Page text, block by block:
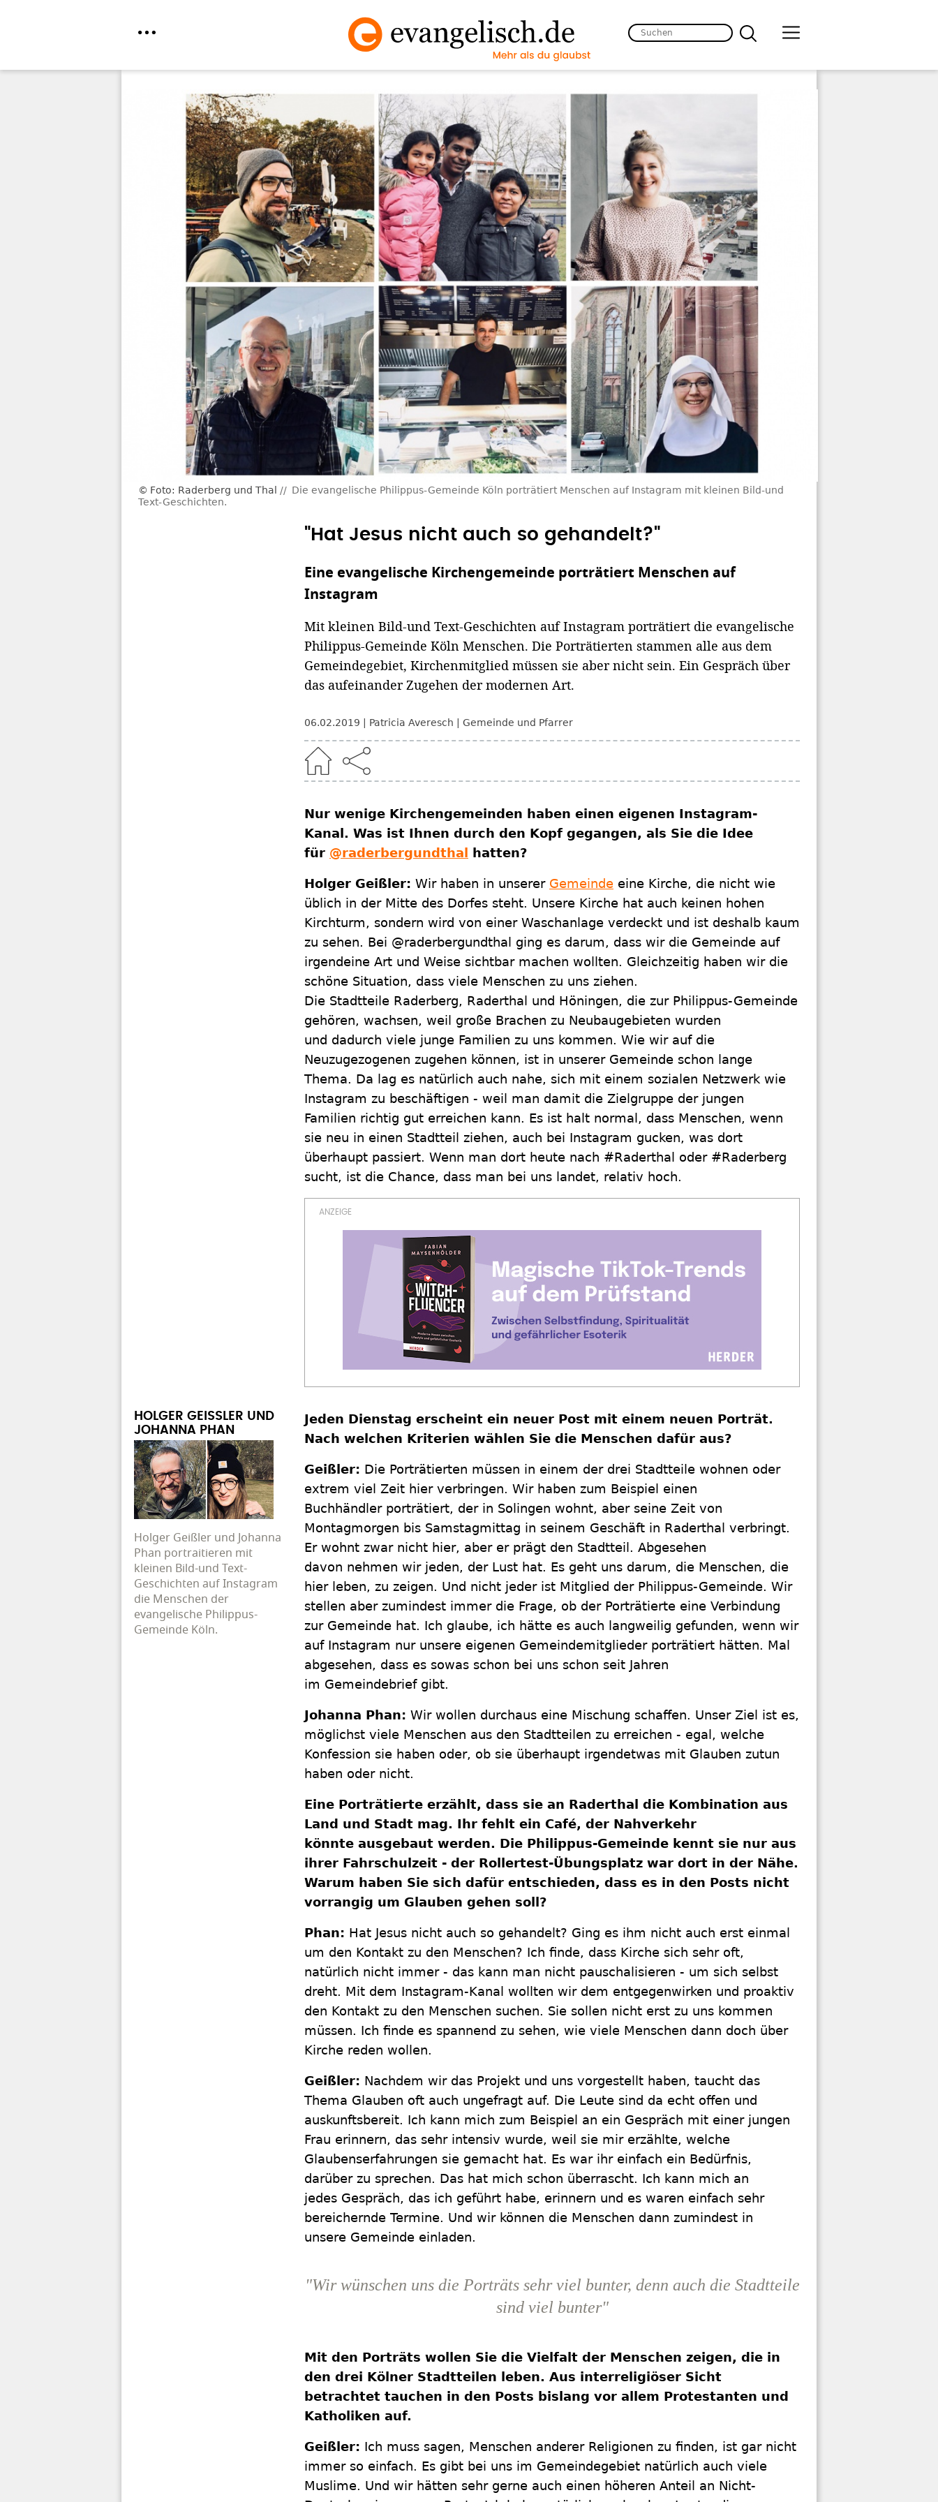
Foto: Raderberg und Thal
Die evangelische Philippus-Gemeinde Köln porträtiert Menschen auf Instagram mit kleinen Bild-und
Text-Geschichten.
"Hat Jesus nicht auch so gehandelt?"
Eine evangelische Kirchengemeinde porträtiert Menschen auf
Instagram
Mit kleinen Bild-und Text-Geschichten auf Instagram porträtiert die evangelische
Philippus-Gemeinde Köln Menschen. Die Porträtierten stammen alle aus dem
Gemeindegebiet, Kirchenmitglied müssen sie aber nicht sein. Ein Gespräch über
das aufeinander Zugehen der modernen Art.
06.02.2019 Patricia Averesch Gemeinde und Pfarrer
Nur wenige Kirchengemeinden haben einen eigenen Instagram-
Kanal. Was ist Ihnen durch den Kopf gegangen, als Sie die Idee
für @raderbergundthal hatten?
Holger Geißler: Wir haben in unserer Gemeinde eine Kirche, die nicht wie
üblich in der Mitte des Dorfes steht. Unsere Kirche hat auch keinen hohen
Kirchturm, sondern wird von einer Waschanlage verdeckt und ist deshalb kaum
zu sehen. Bei @raderbergundthal ging es darum, dass wir die Gemeinde auf
irgendeine Art und Weise sichtbar machen wollten. Gleichzeitig haben wir die
schöne Situation, dass viele Menschen zu uns ziehen.
Die Stadtteile Raderberg, Raderthal und Höningen, die zur Philippus-Gemeinde
gehören, wachsen, weil große Brachen zu Neubaugebieten wurden
und dadurch viele junge Familien zu uns kommen. Wie wir auf die
Neuzugezogenen zugehen können, ist in unserer Gemeinde schon lange
Thema. Da lag es natürlich auch nahe, sich mit einem sozialen Netzwerk wie
Instagram zu beschäftigen - weil man damit die Zielgruppe der jungen
Familien richtig gut erreichen kann. Es ist halt normal, dass Menschen, wenn
sie neu in einen Stadtteil ziehen, auch bei Instagram gucken, was dort
überhaupt passiert. Wenn man dort heute nach #Raderthal oder #Raderberg
sucht, ist die Chance, dass man bei uns landet, relativ hoch.
HOLGER GEISSLER UND J
OHANNA PHAN
Holger Geißler und Johanna
Phan portraitieren mit
kleinen Bild-und Text-
Geschichten auf Instagram
die Menschen der
evangelische Philippus-
Gemeinde Köln.
Jeden Dienstag erscheint ein neuer Post mit einem neuen Porträt.
Nach welchen Kriterien wählen Sie die Menschen dafür aus?
Geißler: Die Porträtierten müssen in einem der drei Stadtteile wohnen oder
extrem viel Zeit hier verbringen. Wir haben zum Beispiel einen
Buchhändler porträtiert, der in Solingen wohnt, aber seine Zeit von
Montagmorgen bis Samstagmittag in seinem Geschäft in Raderthal verbringt.
Er wohnt zwar nicht hier, aber er prägt den Stadtteil. Abgesehen
davon nehmen wir jeden, der Lust hat. Es geht uns darum, die Menschen, die
hier leben, zu zeigen. Und nicht jeder ist Mitglied der Philippus-Gemeinde. Wir
stellen aber zumindest immer die Frage, ob der Porträtierte eine Verbindung
zur Gemeinde hat. Ich glaube, ich hätte es auch langweilig gefunden, wenn wir
auf Instagram nur unsere eigenen Gemeindemitglieder porträtiert hätten. Mal
abgesehen, dass es sowas schon bei uns schon seit Jahren
im Gemeindebrief gibt.
Johanna Phan: Wir wollen durchaus eine Mischung schaffen. Unser Ziel ist es,
möglichst viele Menschen aus den Stadtteilen zu erreichen - egal, welche
Konfession sie haben oder, ob sie überhaupt irgendetwas mit Glauben zutun
haben oder nicht.
Eine Porträtierte erzählt, dass sie an Raderthal die Kombination aus
Land und Stadt mag. Ihr fehlt ein Café, der Nahverkehr
könnte ausgebaut werden. Die Philippus-Gemeinde kennt sie nur aus
ihrer Fahrschulzeit - der Rollertest-Übungsplatz war dort in der Nähe.
Warum haben Sie sich dafür entschieden, dass es in den Posts nicht
vorrangig um Glauben gehen soll?
Phan: Hat Jesus nicht auch so gehandelt? Ging es ihm nicht auch erst einmal
um den Kontakt zu den Menschen? Ich finde, dass Kirche sich sehr oft,
natürlich nicht immer - das kann man nicht pauschalisieren - um sich selbst
dreht. Mit dem Instagram-Kanal wollten wir dem entgegenwirken und proaktiv
den Kontakt zu den Menschen suchen. Sie sollen nicht erst zu uns kommen
müssen. Ich finde es spannend zu sehen, wie viele Menschen dann doch über
Kirche reden wollen.
Geißler: Nachdem wir das Projekt und uns vorgestellt haben, taucht das
Thema Glauben oft auch ungefragt auf. Die Leute sind da echt offen und
auskunftsbereit. Ich kann mich zum Beispiel an ein Gespräch mit einer jungen
Frau erinnern, das sehr intensiv wurde, weil sie mir erzählte, welche
Glaubenserfahrungen sie gemacht hat. Es war ihr einfach ein Bedürfnis,
darüber zu sprechen. Das hat mich schon überrascht. Ich kann mich an
jedes Gespräch, das ich geführt habe, erinnern und es waren einfach sehr
bereichernde Termine. Und wir können die Menschen dann zumindest in
unsere Gemeinde einladen.
"Wir wünschen uns die Porträts sehr viel bunter, denn auch die Stadtteile
sind viel bunter"
Mit den Porträts wollen Sie die Vielfalt der Menschen zeigen, die in
den drei Kölner Stadtteilen leben. Aus interreligiöser Sicht
betrachtet tauchen in den Posts bislang vor allem Protestanten und
Katholiken auf.
Geißler: Ich muss sagen, Menschen anderer Religionen zu finden, ist gar nicht
immer so einfach. Es gibt bei uns im Gemeindegebiet natürlich auch viele
Muslime. Und wir hätten sehr gerne auch einen höheren Anteil an Nicht-